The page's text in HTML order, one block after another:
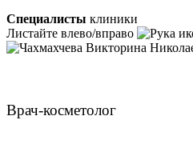
Специалисты клиники
Листайте влево/вправо
Врач-косметолог